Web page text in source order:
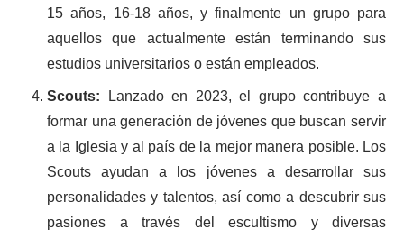
15 años, 16-18 años, y finalmente un grupo para
aquellos que actualmente están terminando sus
estudios universitarios o están empleados.
Scouts: Lanzado en 2023, el grupo contribuye a
formar una generación de jóvenes que buscan servir
a la Iglesia y al país de la mejor manera posible. Los
Scouts ayudan a los jóvenes a desarrollar sus
personalidades y talentos, así como a descubrir sus
pasiones a través del escultismo y diversas